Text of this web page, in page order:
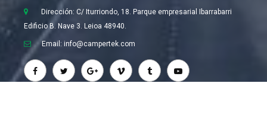
Dirección: C/ Iturriondo, 18. Parque empresarial Ibarrabarri
Edificio B. Nave 3. Leioa 48940.
Email: info@campertek.com